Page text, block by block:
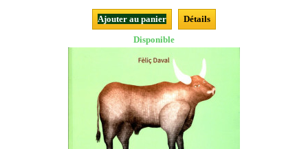
Ajouter au panier
Détails
Disponible